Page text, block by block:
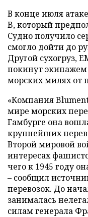
В конце июля
B, который
Судно получило
смогло дойти до
Другой сухогруз,
покинут
морских милях от
«Компания
мире морских
Гамбурге она
крупнейших
Второй мировой
интересах
чего к 1945 году
– сообщил
перевозок. До
занималась
силам генерала